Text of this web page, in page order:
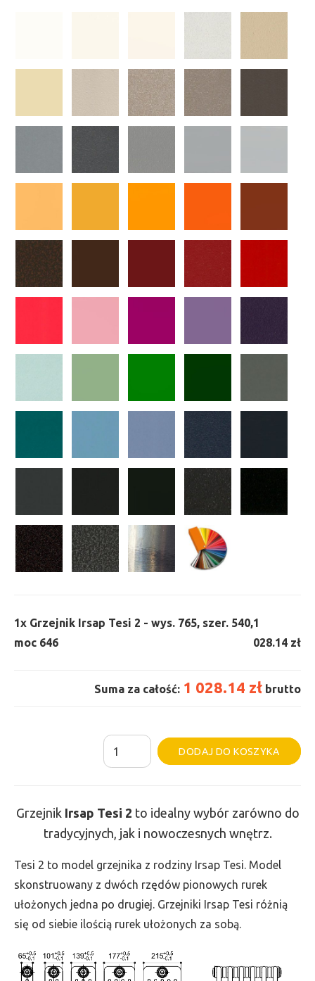
1x Grzejnik Irsap Tesi 2 - wys. 765, szer. 540,
moc 646
1
028.14 zł
Suma za całość: 1 028.14 zł brutto
ilość
Grzejnik
-
wys.
765,
szer.
540,
646
DODAJ DO KOSZYKA
Grzejnik Irsap Tesi 2 to idealny wybór zarówno do
tradycyjnych, jak i nowoczesnych wnętrz.
Tesi 2 to model grzejnika z rodziny Irsap Tesi. Model
skonstruowany z dwóch rzędów pionowych rurek
ułożonych jedna po drugiej. Grzejniki Irsap Tesi różnią
się od siebie ilością rurek ułożonych za sobą.